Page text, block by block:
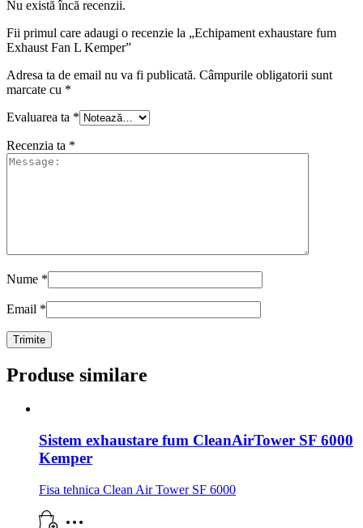
Nu există încă recenzii.
Fii primul care adaugi o recenzie la „Echipament exhaustare fum
Exhaust Fan L Kemper”
Adresa ta de email nu va fi publicată. Câmpurile obligatorii sunt
marcate cu *
Evaluarea ta *
Recenzia ta *
Nume *
Email *
Produse similare
Sistem exhaustare fum CleanAirTower SF 6000
Kemper
Fisa tehnica Clean Air Tower SF 6000